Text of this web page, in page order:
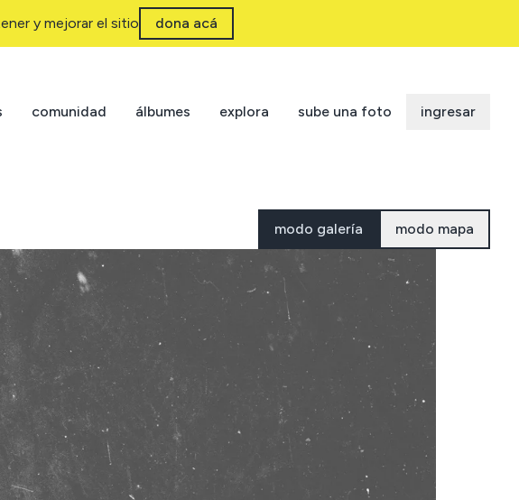
y mejorar el sitio dona acá
comunidad álbumes explora sube una foto ingresar
modo galería modo mapa